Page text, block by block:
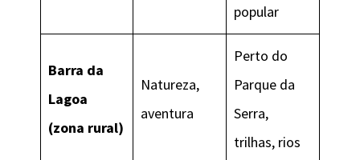
popular
Barra da
Lagoa
(zona rural)
Natureza,
aventura
Perto do
Parque da
Serra,
trilhas, rios